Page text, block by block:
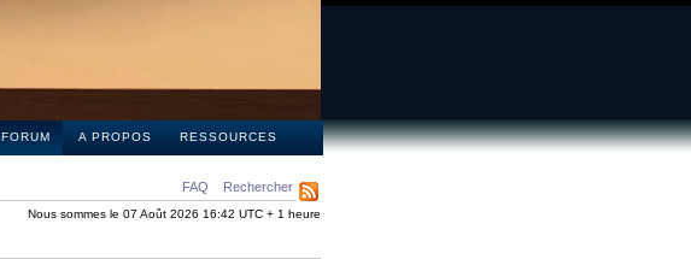
FORUM A PROPOS RESSOURCES
FAQ Rechercher
Nous sommes le 07 Août 2026 16:42 UTC + 1 heure